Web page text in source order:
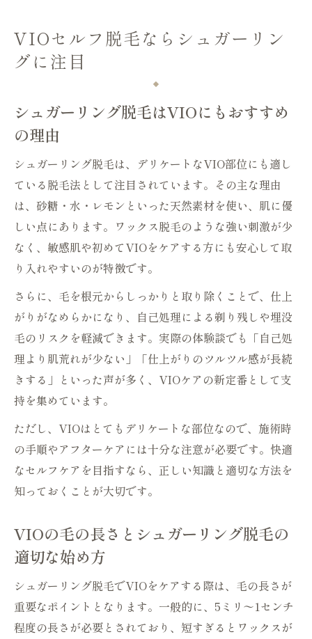
VIOセルフ脱毛ならシュガーリン
グに注目
シュガーリング脱毛はVIOにもおすすめ
の理由
シュガーリング脱毛は、デリケートなVIO部位にも適し
ている脱毛法として注目されています。その主な理由
は、砂糖・水・レモンといった天然素材を使い、肌に優
しい点にあります。ワックス脱毛のような強い刺激が少
なく、敏感肌や初めてVIOをケアする方にも安心して取
り入れやすいのが特徴です。
さらに、毛を根元からしっかりと取り除くことで、仕上
がりがなめらかになり、自己処理による剃り残しや埋没
毛のリスクを軽減できます。実際の体験談でも「自己処
理より肌荒れが少ない」「仕上がりのツルツル感が長続
きする」といった声が多く、VIOケアの新定番として支
持を集めています。
ただし、VIOはとてもデリケートな部位なので、施術時
の手順やアフターケアには十分な注意が必要です。快適
なセルフケアを目指すなら、正しい知識と適切な方法を
知っておくことが大切です。
VIOの毛の長さとシュガーリング脱毛の
適切な始め方
シュガーリング脱毛でVIOをケアする際は、毛の長さが
重要なポイントとなります。一般的に、5ミリ〜1センチ
程度の長さが必要とされており、短すぎるとワックスが